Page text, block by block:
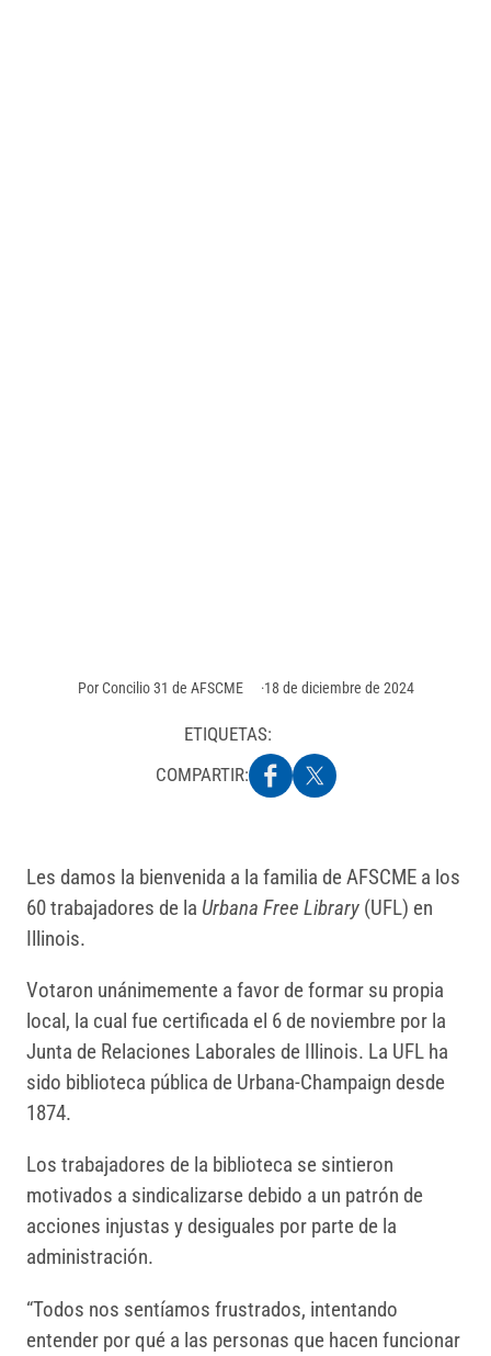
PorConcilio 31 de AFSCME 18 de diciembre de 2024
ETIQUETAS:
COMPARTIR:
Les damos la bienvenida a la familia de AFSCME a los
60 trabajadores de la Urbana Free Library (UFL) en
Illinois.
Votaron unánimemente a favor de formar su propia
local, la cual fue certificada el 6 de noviembre por la
Junta de Relaciones Laborales de Illinois. La UFL ha
sido biblioteca pública de Urbana-Champaign desde
1874.
Los trabajadores de la biblioteca se sintieron
motivados a sindicalizarse debido a un patrón de
acciones injustas y desiguales por parte de la
administración.
“Todos nos sentíamos frustrados, intentando
entender por qué a las personas que hacen funcionar